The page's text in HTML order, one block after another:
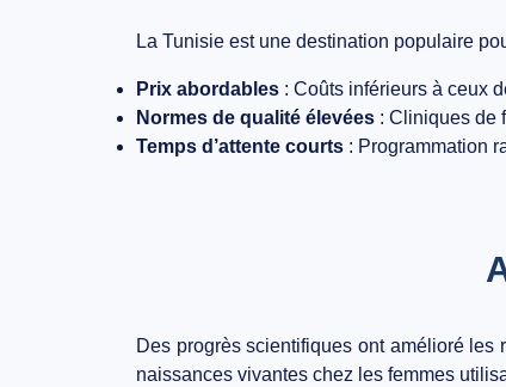
La Tunisie est une destination populaire
Prix abordables : Coûts inférieurs à ceux
Normes de qualité élevées : Cliniques de
Temps d’attente courts : Programmation
Des progrès scientifiques ont amélioré les
naissances vivantes chez les femmes